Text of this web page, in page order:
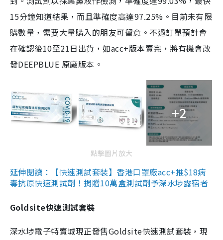
15分鐘知道結果，而且準確度高達97.25%。目前未有限
購數量，需要大量購入的朋友可留意。不過訂單預計會
在確認後10至21日出貨，如acc+版本賣完，將有機會改
發DEEPBLUE 原廠版本。
+2
點擊圖片放大
延伸閱讀：【快速測試套裝】香港口罩廠acc+推$18病
毒抗原快速測試劑！捐贈10萬盒測試劑予深水埗露宿者
Goldsite快速測試套裝
深水埗電子特賣城現正發售Goldsite快速測試套裝，現